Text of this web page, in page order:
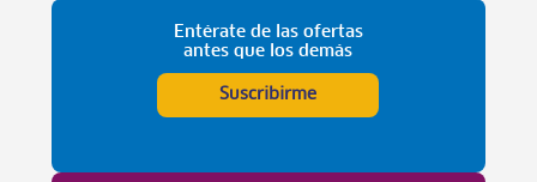
Entérate de las ofertas
antes que los demás
Suscribirme